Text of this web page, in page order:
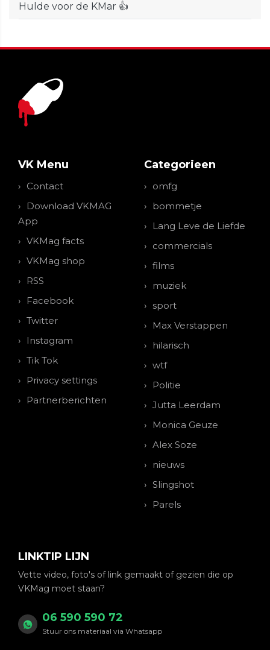
Hulde voor de KMar 👍
VK Menu
Contact
Download VKMAG
App
VKMag facts
VKMag shop
RSS
Facebook
Twitter
Instagram
Tik Tok
Privacy settings
Partnerberichten
Categorieen
omfg
bommetje
Lang Leve de Liefde
commercials
films
muziek
sport
Max Verstappen
hilarisch
wtf
Politie
Jutta Leerdam
Monica Geuze
Alex Soze
nieuws
Slingshot
Parels
LINKTIP LIJN
Vette video, foto's of link gemaakt of gezien die op
VKMag moet staan?
06 590 590 72
Stuur ons materiaal via Whatsapp